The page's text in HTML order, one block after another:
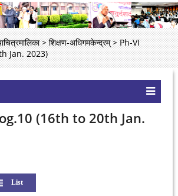
> शिक्षण-अधिगमकेन्द्रम् > Ph-VI
Jan. 2023)
(16th to 20th Jan.
List